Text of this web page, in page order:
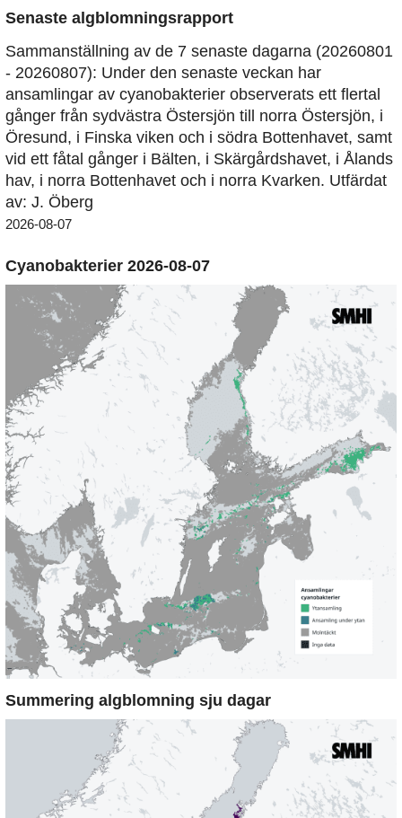
Senaste algblomningsrapport
Sammanställning av de 7 senaste dagarna (20260801
- 20260807): Under den senaste veckan har
ansamlingar av cyanobakterier observerats ett flertal
gånger från sydvästra Östersjön till norra Östersjön, i
Öresund, i Finska viken och i södra Bottenhavet, samt
vid ett fåtal gånger i Bälten, i Skärgårdshavet, i Ålands
hav, i norra Bottenhavet och i norra Kvarken. Utfärdat
av: J. Öberg
2026-08-07
Cyanobakterier 2026-08-07
Summering algblomning sju dagar